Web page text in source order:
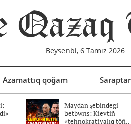
Beysenbi, 6 Tamız 2026
Azamattıq qoğam
Maydan şebindegi
betbwrıs: Kievtiñ
«tehnokratiyalıq töñ..